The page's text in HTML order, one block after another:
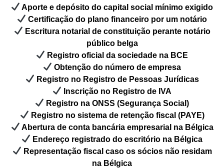
Aporte e depósito do capital social mínimo exigido
Certificação do plano financeiro por um notário
Escritura notarial de constituição perante notário
público belga
Registro oficial da sociedade na BCE
Obtenção do número de empresa
Registro no Registro de Pessoas Jurídicas
Inscrição no Registro de IVA
Registro na ONSS (Segurança Social)
Registro no sistema de retenção fiscal (PAYE)
Abertura de conta bancária empresarial na Bélgica
Endereço registrado do escritório na Bélgica
Representação fiscal caso os sócios não residam
na Bélgica